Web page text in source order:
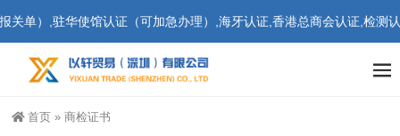
单）,驻华使馆认证（可加急办理）,海牙认证,香港总商会认证,检测
首页 » 商检证书